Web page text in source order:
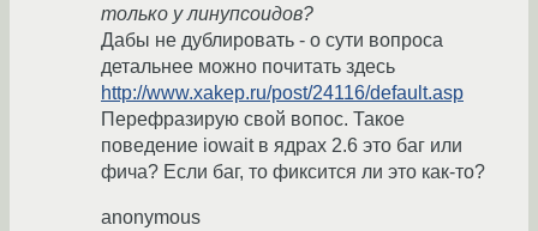
только у линупсоидов?
Дабы не дублировать - о сути вопроса
детальнее можно почитать здесь
http://www.xakep.ru/post/24116/default.asp
Перефразирую свой вопос. Такое
поведение iowait в ядрах 2.6 это баг или
фича? Если баг, то фиксится ли это как-то?
anonymous